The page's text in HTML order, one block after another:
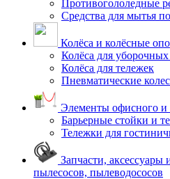
Противогололедные
Средства для мытья
Колёса и колёсные
Колёса для
Колёса для тележек
Пневматические
Элементы офисного и
Барьерные стойки и
Тележки для
Запчасти, аксессуары
пылесосов, пылеводососов